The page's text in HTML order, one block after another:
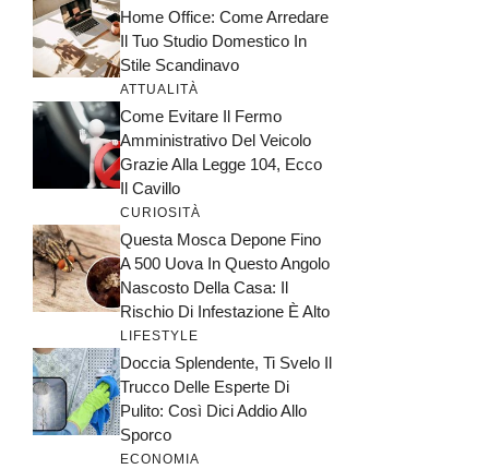
Home Office: Come Arredare
Il Tuo Studio Domestico In
Stile Scandinavo
ATTUALITÀ
Come Evitare Il Fermo
Amministrativo Del Veicolo
Grazie Alla Legge 104, Ecco
Il Cavillo
CURIOSITÀ
Questa Mosca Depone Fino
A 500 Uova In Questo Angolo
Nascosto Della Casa: Il
Rischio Di Infestazione È Alto
LIFESTYLE
Doccia Splendente, Ti Svelo Il
Trucco Delle Esperte Di
Pulito: Così Dici Addio Allo
Sporco
ECONOMIA